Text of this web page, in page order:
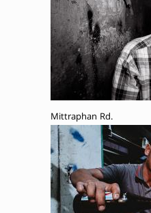
Mittraphan Rd.